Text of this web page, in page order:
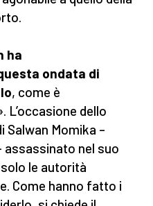
ha
ondata di
, come è
L’occasione dello
Salwan Momika –
assassinato nel suo
le autorità
Come hanno fatto i